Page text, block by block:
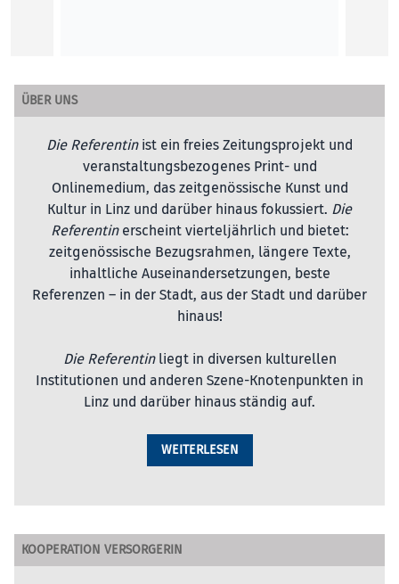
ÜBER UNS
Die Referentinist ein freies Zeitungsprojekt und
veranstaltungsbezogenes Print- und
Onlinemedium, das zeitgenössische Kunst und
Kultur in Linz und darüber hinaus fokussiert. Die
Referentinerscheint vierteljährlich und bietet:
zeitgenössische Bezugsrahmen, längere Texte,
inhaltliche Auseinandersetzungen, beste
Referenzen – in der Stadt, aus der Stadt und darüber
hinaus!
Die Referentinliegt in diversen kulturellen
Institutionen und anderen Szene-Knotenpunkten in
Linz und darüber hinaus ständig auf.
WEITERLESEN
KOOPERATION VERSORGERIN